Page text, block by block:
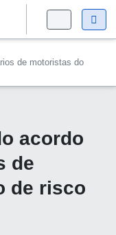
de motoristas do
acordo
de
de risco